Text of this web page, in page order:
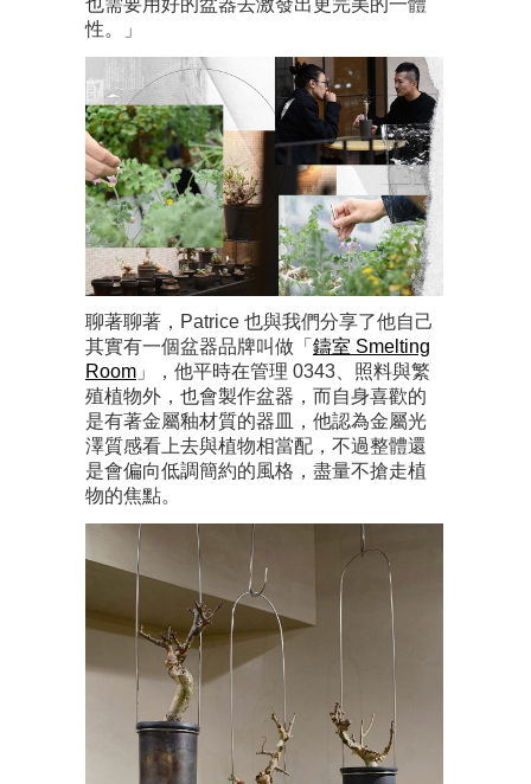
也需要用好的盆器去激發出更完美的一體
性。」
聊著聊著，Patrice 也與我們分享了他自己
其實有一個盆器品牌叫做「 鑄室 Smelting
Room 」，他平時在管理 0343、照料與繁
殖植物外，也會製作盆器，而自身喜歡的
是有著金屬釉材質的器皿，他認為金屬光
澤質感看上去與植物相當配，不過整體還
是會偏向低調簡約的風格，盡量不搶走植
物的焦點。